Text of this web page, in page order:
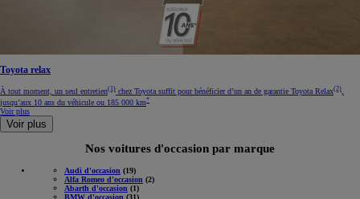
Toyota relax
À tout moment, un seul entretien(1) chez Toyota suffit pour bénéficier d’un an de garantie Toyota Relax(2),
jusqu’aux 10 ans du véhicule ou 185 000 km*
Voir plus
Voir plus
Nos voitures d'occasion par marque
Audi d'occasion (19)
Alfa Romeo d'occasion (2)
Abarth d'occasion (1)
BMW d'occasion (31)